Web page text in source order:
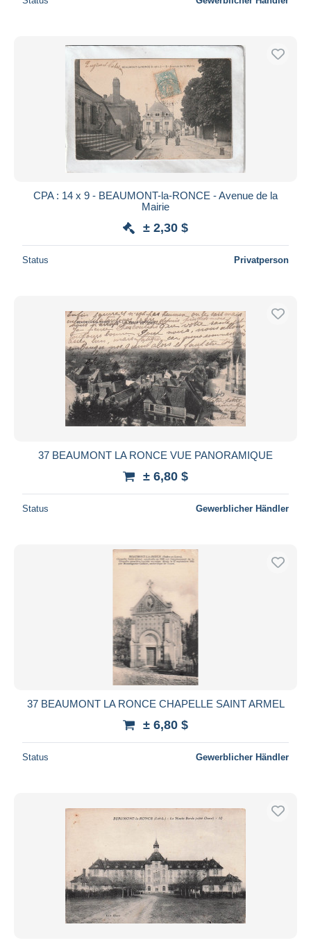
CPA : 14 x 9 - BEAUMONT-la-RONCE - Avenue de la
Mairie
± 2,30 $
Status Privatperson
37 BEAUMONT LA RONCE VUE PANORAMIQUE
± 6,80 $
Status Gewerblicher Händler
37 BEAUMONT LA RONCE CHAPELLE SAINT ARMEL
± 6,80 $
Status Gewerblicher Händler